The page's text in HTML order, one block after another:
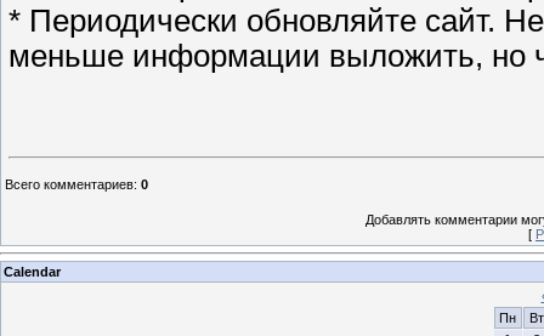
* Периодически обновляйте сайт.
меньше информации выложить, но
Всего комментариев: 0
Добавлять комментарии
[
Calendar
Пн
Вт